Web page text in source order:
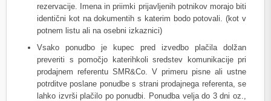
rezervacije. Imena in priimki prijavljenih potnikov morajo biti
identični kot na dokumentih s katerim bodo potovali. (kot v
potnem listu ali na osebni izkaznici)
Vsako ponudbo je kupec pred izvedbo plačila dolžan
preveriti s pomočjo katerihkoli sredstev komunikacije pri
prodajnem referentu SMR&Co. V primeru pisne ali ustne
potrditve poslane ponudbe s strani prodajnega referenta, se
lahko izvrši plačilo po ponudbi. Ponudba velja do 3 dni oz.,